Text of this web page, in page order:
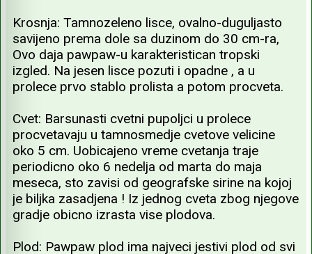
Krosnja: Tamnozeleno lisce, ovalno-duguljasto
savijeno prema dole sa duzinom do 30 cm-ra,
Ovo daja pawpaw-u karakteristican tropski
izgled. Na jesen lisce pozuti i opadne , a u
prolece prvo stablo prolista a potom procveta.
Cvet: Barsunasti cvetni pupoljci u prolece
procvetavaju u tamnosmedje cvetove velicine
oko 5 cm. Uobicajeno vreme cvetanja traje
periodicno oko 6 nedelja od marta do maja
meseca, sto zavisi od geografske sirine na kojoj
je biljka zasadjena ! Iz jednog cveta zbog njegove
gradje obicno izrasta vise plodova.
Plod: Pawpaw plod ima najveci jestivi plod od svi